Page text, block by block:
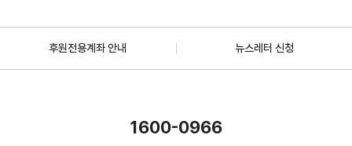
후원전용계좌 안내 뉴스레터 신청
1600-0966